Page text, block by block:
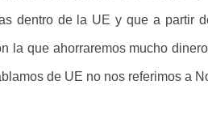
dentro de la UE y que a partir
la que ahorraremos mucho
de UE no nos referimos a